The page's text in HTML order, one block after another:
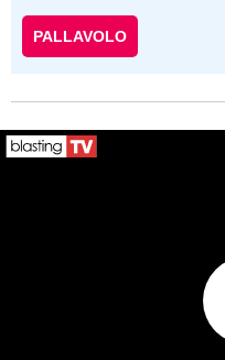
PALLAVOLO